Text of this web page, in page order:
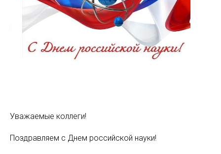
Уважаемые коллеги!
Поздравляем с Днем российской науки!